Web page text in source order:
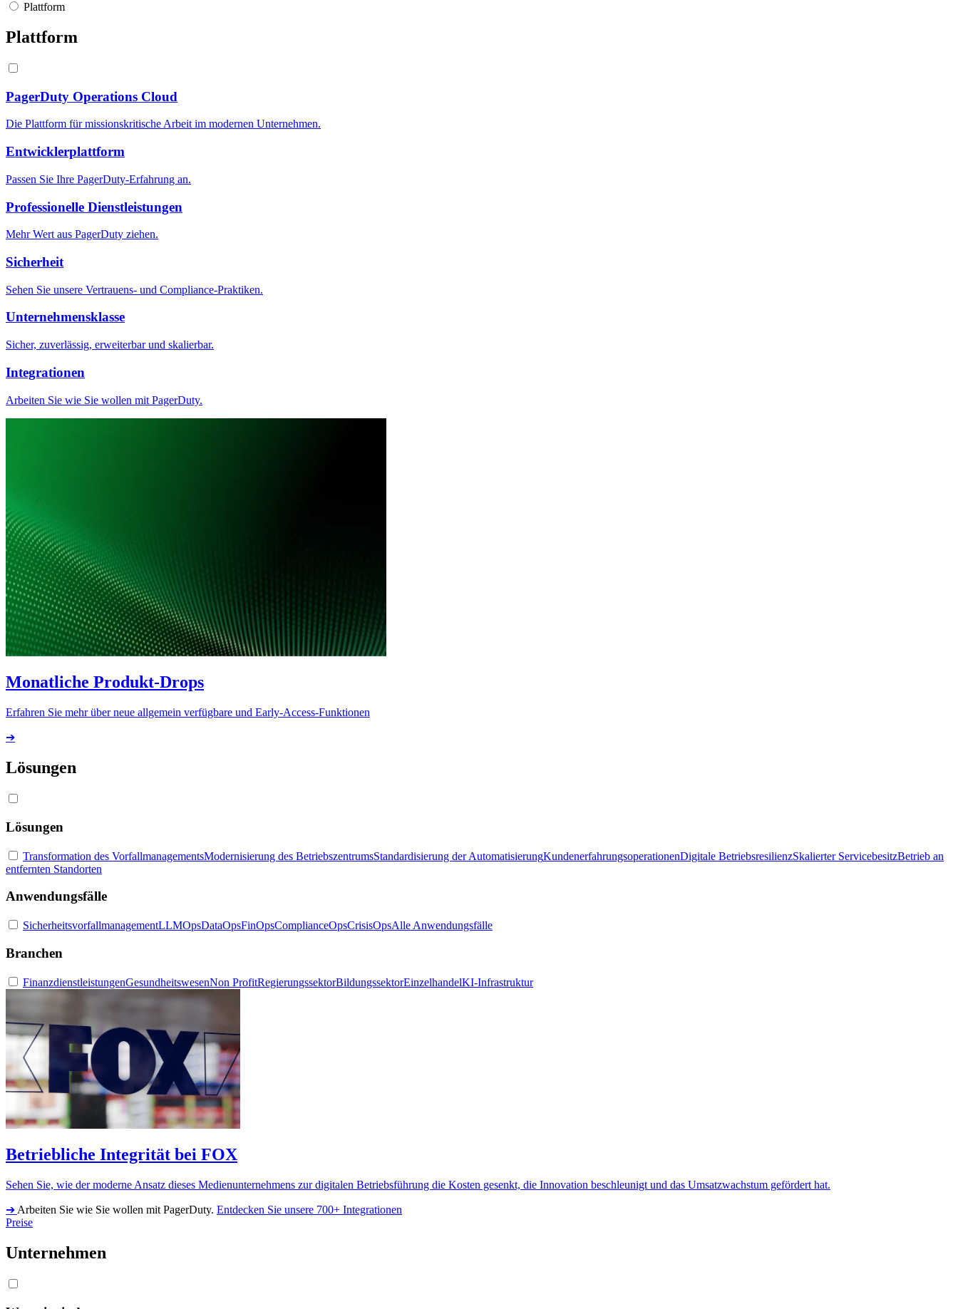
Plattform
Plattform
PagerDuty Operations Cloud
Die Plattform für missionskritische Arbeit im modernen Unternehmen.
Entwicklerplattform
Passen Sie Ihre PagerDuty-Erfahrung an.
Professionelle Dienstleistungen
Mehr Wert aus PagerDuty ziehen.
Sicherheit
Sehen Sie unsere Vertrauens- und Compliance-Praktiken.
Unternehmensklasse
Sicher, zuverlässig, erweiterbar und skalierbar.
Integrationen
Arbeiten Sie wie Sie wollen mit PagerDuty.
Monatliche Produkt-Drops
Erfahren Sie mehr über neue allgemein verfügbare und Early-Access-Funktionen
➔
Lösungen
Lösungen
Transformation des VorfallmanagementsModernisierung des BetriebszentrumsStandardisierung der AutomatisierungKundenerfahrungsoperationenDigitale BetriebsresilienzSkalierter ServicebesitzBetrieb an
entfernten Standorten
Anwendungsfälle
SicherheitsvorfallmanagementLLMOpsDataOpsFinOpsComplianceOpsCrisisOpsAlle Anwendungsfälle
Branchen
FinanzdienstleistungenGesundheitswesenNon ProfitRegierungssektorBildungssektorEinzelhandelKI-Infrastruktur
Betriebliche Integrität bei FOX
Sehen Sie, wie der moderne Ansatz dieses Medienunternehmens zur digitalen Betriebsführung die Kosten gesenkt, die Innovation beschleunigt und das Umsatzwachstum gefördert hat.
➔ Arbeiten Sie wie Sie wollen mit PagerDuty. Entdecken Sie unsere 700+ Integrationen
Preise
Unternehmen